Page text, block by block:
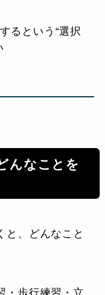
るという“選択
んなことを
と、どんなこと
・歩行練習・立